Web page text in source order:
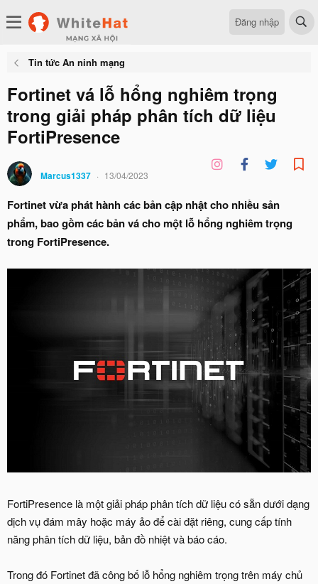
Đăng nhập
Tin tức An ninh mạng
Fortinet vá lỗ hổng nghiêm trọng
trong giải pháp phân tích dữ liệu
FortiPresence
Marcus1337 13/04/2023
Fortinet vừa phát hành các bản cập nhật cho nhiều sản
phẩm, bao gồm các bản vá cho một lỗ hổng nghiêm trọng
trong FortiPresence.
FortiPresence là một giải pháp phân tích dữ liệu có sẵn dưới dạng
dịch vụ đám mây hoặc máy ảo để cài đặt riêng, cung cấp tính
năng phân tích dữ liệu, bản đồ nhiệt và báo cáo.
Trong đó Fortinet đã công bố lỗ hổng nghiêm trọng trên máy chủ